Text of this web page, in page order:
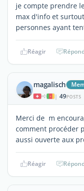
je compte prendre
max d'info et
personnes ayant
Réagir
magalisch
| 49POSTS
Merci de m
comment procéder
aussi ouverte aux
Réagir